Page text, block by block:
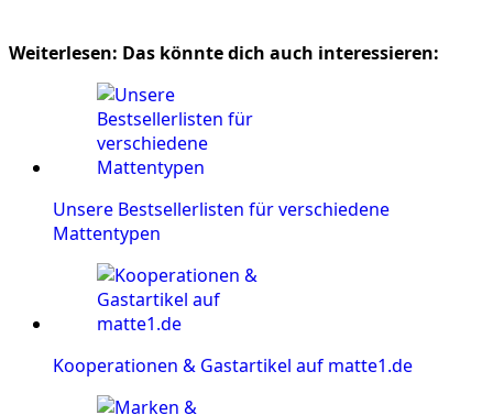
Weiterlesen: Das könnte dich auch interessieren:
Unsere Bestsellerlisten für verschiedene
Mattentypen
Kooperationen & Gastartikel auf matte1.de